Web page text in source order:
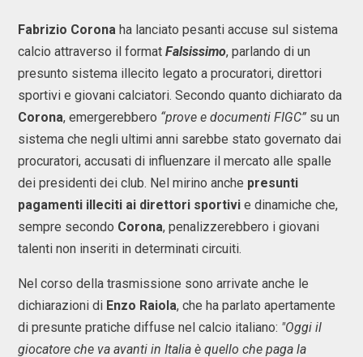
Fabrizio Corona ha lanciato pesanti accuse sul sistema
calcio attraverso il format Falsissimo, parlando di un
presunto sistema illecito legato a procuratori, direttori
sportivi e giovani calciatori. Secondo quanto dichiarato da
Corona, emergerebbero “prove e documenti FIGC” su un
sistema che negli ultimi anni sarebbe stato governato dai
procuratori, accusati di influenzare il mercato alle spalle
dei presidenti dei club. Nel mirino anche presunti
pagamenti illeciti ai direttori sportivi e dinamiche che,
sempre secondo Corona, penalizzerebbero i giovani
talenti non inseriti in determinati circuiti.
Nel corso della trasmissione sono arrivate anche le
dichiarazioni di Enzo Raiola, che ha parlato apertamente
di presunte pratiche diffuse nel calcio italiano: "Oggi il
giocatore che va avanti in Italia è quello che paga la